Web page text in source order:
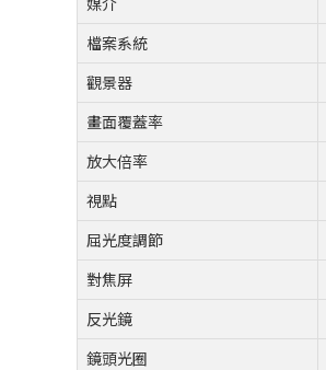
檔案系統
觀景器
畫面覆蓋率
放大倍率
視點
屈光度調節
對焦屏
反光鏡
鏡頭光圈